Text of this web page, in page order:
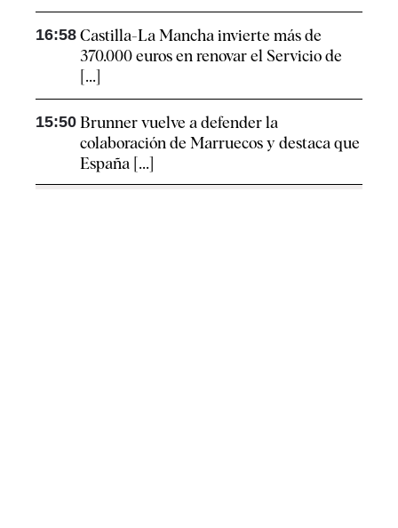
16:58 Castilla-La Mancha invierte más de
370.000 euros en renovar el Servicio de
[...]
15:50 Brunner vuelve a defender la
colaboración de Marruecos y destaca que
España [...]